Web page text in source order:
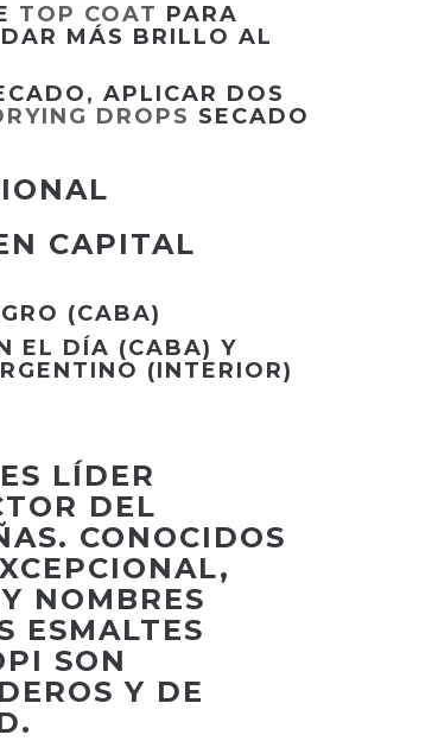
TOP COAT PARA
MÁS BRILLO AL
APLICAR DOS
DROPS SECADO
CAPITAL
(CABA)
EL DÍA (CABA) Y
(INTERIOR)
LÍDER
DEL
CONOCIDOS
NOMBRES
ESMALTES
SON
Y DE